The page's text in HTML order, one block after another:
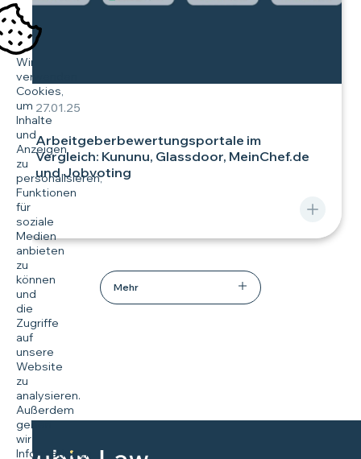
27.01.25
Arbeitgeberbewertungsportale im
Vergleich: Kununu, Glassdoor, MeinChef.de
und Jobvoting
Mehr
Wir
verwenden
Cookies,
um
Inhalte
und
Anzeigen
zu
personalisieren,
Funktionen
für
soziale
Medien
anbieten
zu
können
und
die
Zugriffe
auf
unsere
Website
zu
analysieren.
Außerdem
geben
wir
Informationen